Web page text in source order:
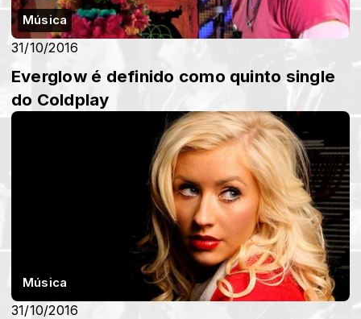
Música
31/10/2016
Everglow é definido como quinto single
do Coldplay
Música
31/10/2016